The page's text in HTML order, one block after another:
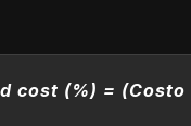
cost (%) =